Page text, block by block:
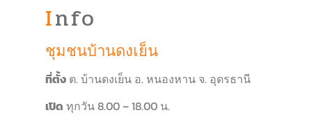
Info
ชุมชนบ้านดงเย็น
ที่ตั้ง ต. บ้านดงเย็น อ. หนองหาน จ. อุดรธานี
เปิด ทุกวัน 8.00 – 18.00 น.